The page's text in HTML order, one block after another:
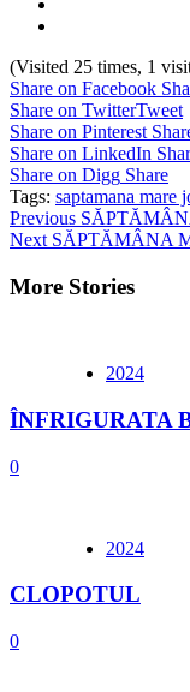
(Visited 25 times, 1
Share on Facebook
Share on TwitterTweet
Share on Pinterest
Share on LinkedIn
Share on Digg Share
Tags: saptamana mare
Continue
Reading
Previous
Next SĂPTĂMÂNA
More Stories
2024
ÎNFRIGURATA
0
2024
CLOPOTUL
0